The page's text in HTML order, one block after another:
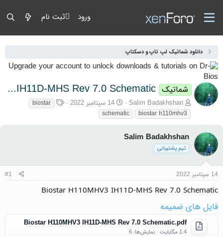
ورود ثبت نام
دانلود شماتیک لپ تاپ و دسکتاپ
شماتیک Biostar H110MHV3 IH11D-MHS Rev 7.0 Schematic
آغازگر گفتمان
Salim Badakhshan تاریخ شروع
14 سپتامبر 2022 برچسب‌ها
biostar
biostar h110mhv3
schematic
Salim Badakhshan
تیم پشتیبانی
14 سپتامبر 2022 #1
Biostar H110MHV3 IH11D-MHS Rev 7.0 Schematic
فایل های ضمیمه
Biostar H110MHV3 IH11D-MHS Rev 7.0 Schematic.pdf
1.4 مگابایت · نمایش‌ها: 6